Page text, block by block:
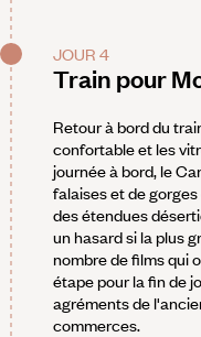
JOUR 4
Train pour
Retour à bord du
confortable et les
journée à bord, le
falaises et de
des étendues
un hasard si la plus
nombre de films qui
étape pour la fin de
agréments de
commerces.